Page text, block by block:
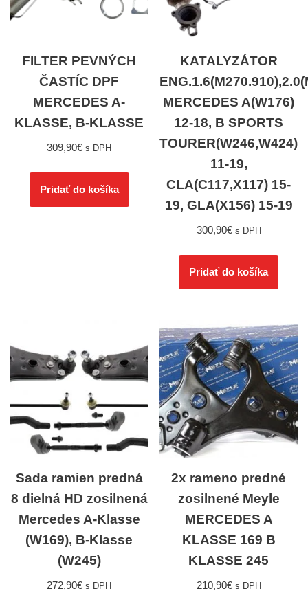
FILTER PEVNÝCH
ČASTÍC DPF
MERCEDES A-
KLASSE, B-KLASSE
309,90€ s DPH
Pridať do košíka
KATALYZÁTOR
MERCEDES A(W176)
12-18, B SPORTS
TOURER(W246,W424)
11-19,
CLA(C117,X117) 15-
19, GLA(X156) 15-19
300,90€ s DPH
Pridať do košíka
Sada ramien predná
8 dielná HD zosilnená
Mercedes A-Klasse
(W169), B-Klasse
(W245)
272,90€ s DPH
2x rameno predné
zosilnené Meyle
MERCEDES A
KLASSE 169 B
KLASSE 245
210,90€ s DPH